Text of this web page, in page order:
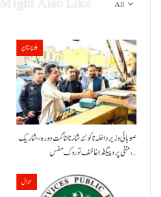
All
بلوچستان
صوبائی وزیر داخلہ نا کوئٹہ شار نا اناگت دورہ،، شاریک
منفی پروپیگنڈا غا خف توروک مفس،…
حوال